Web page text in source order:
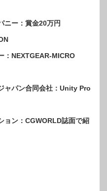
ニー：賞金20万円
：NEXTGEAR-MICRO
ャパン合同会社：Unity Pro
ョン：CGWORLD誌面で紹